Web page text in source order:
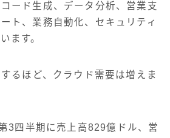
ード生成、データ分析、営業支
ト、業務自動化、セキュリティ
ます。
るほど、クラウド需要は増えま
3四半期に売上高829億ドル、営